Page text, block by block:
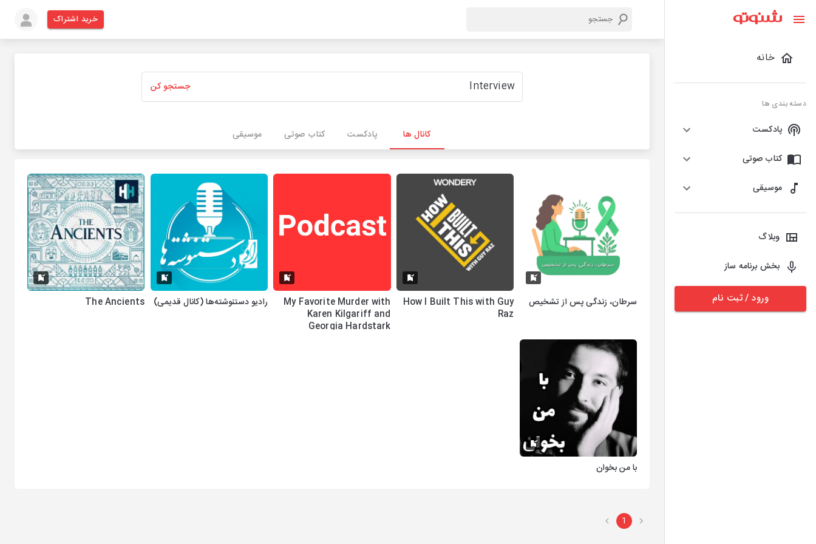
خانه
دسته بندی ها
پادکست
کتاب صوتی
موسیقی
وبلاگ
بخش برنامه ساز
ورود / ثبت نام
خرید اشتراک
جستجو کن
کانال ها پادکست کتاب صوتی موسیقی
سرطان، زندگی پس از تشخیص
How I Built This with Guy
Raz
My Favorite Murder with
Karen Kilgariff and
Georgia Hardstark
رادیو دستنوشته‌ها (کانال قدیمی) The Ancients
با من بخوان
1